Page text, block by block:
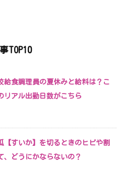
TOP10
給食調理員の夏休みと給料は？こ
リアル出勤日数がこちら
【すいか】を切るときのヒビや割
、どうにかならないの？